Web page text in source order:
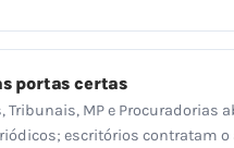
portas certas
Tribunais, MP e Procuradorias
escritórios contratam o